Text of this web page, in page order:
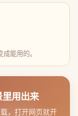
能用的。
用出来
，打开网页就开